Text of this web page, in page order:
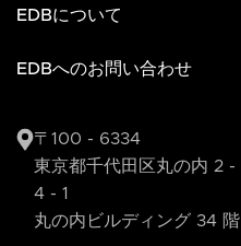
EDBについて
EDBへのお問い合わせ
〒100 - 6334
東京都千代田区丸の内 2 -
4 - 1
丸の内ビルディング 34 階